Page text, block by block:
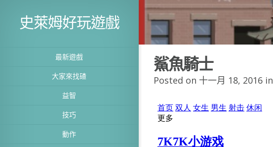
史萊姆好玩遊戲
最新遊戲
大家來找碴
益智
技巧
動作
鯊魚騎士
Posted on 十一月 18, 2016 in